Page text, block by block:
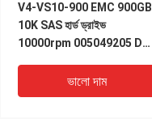
V4-VS10-900 EMC 900GB
10K SAS হার্ড ড্রাইভ
10000rpm 005049205 Dell
ভালো দাম